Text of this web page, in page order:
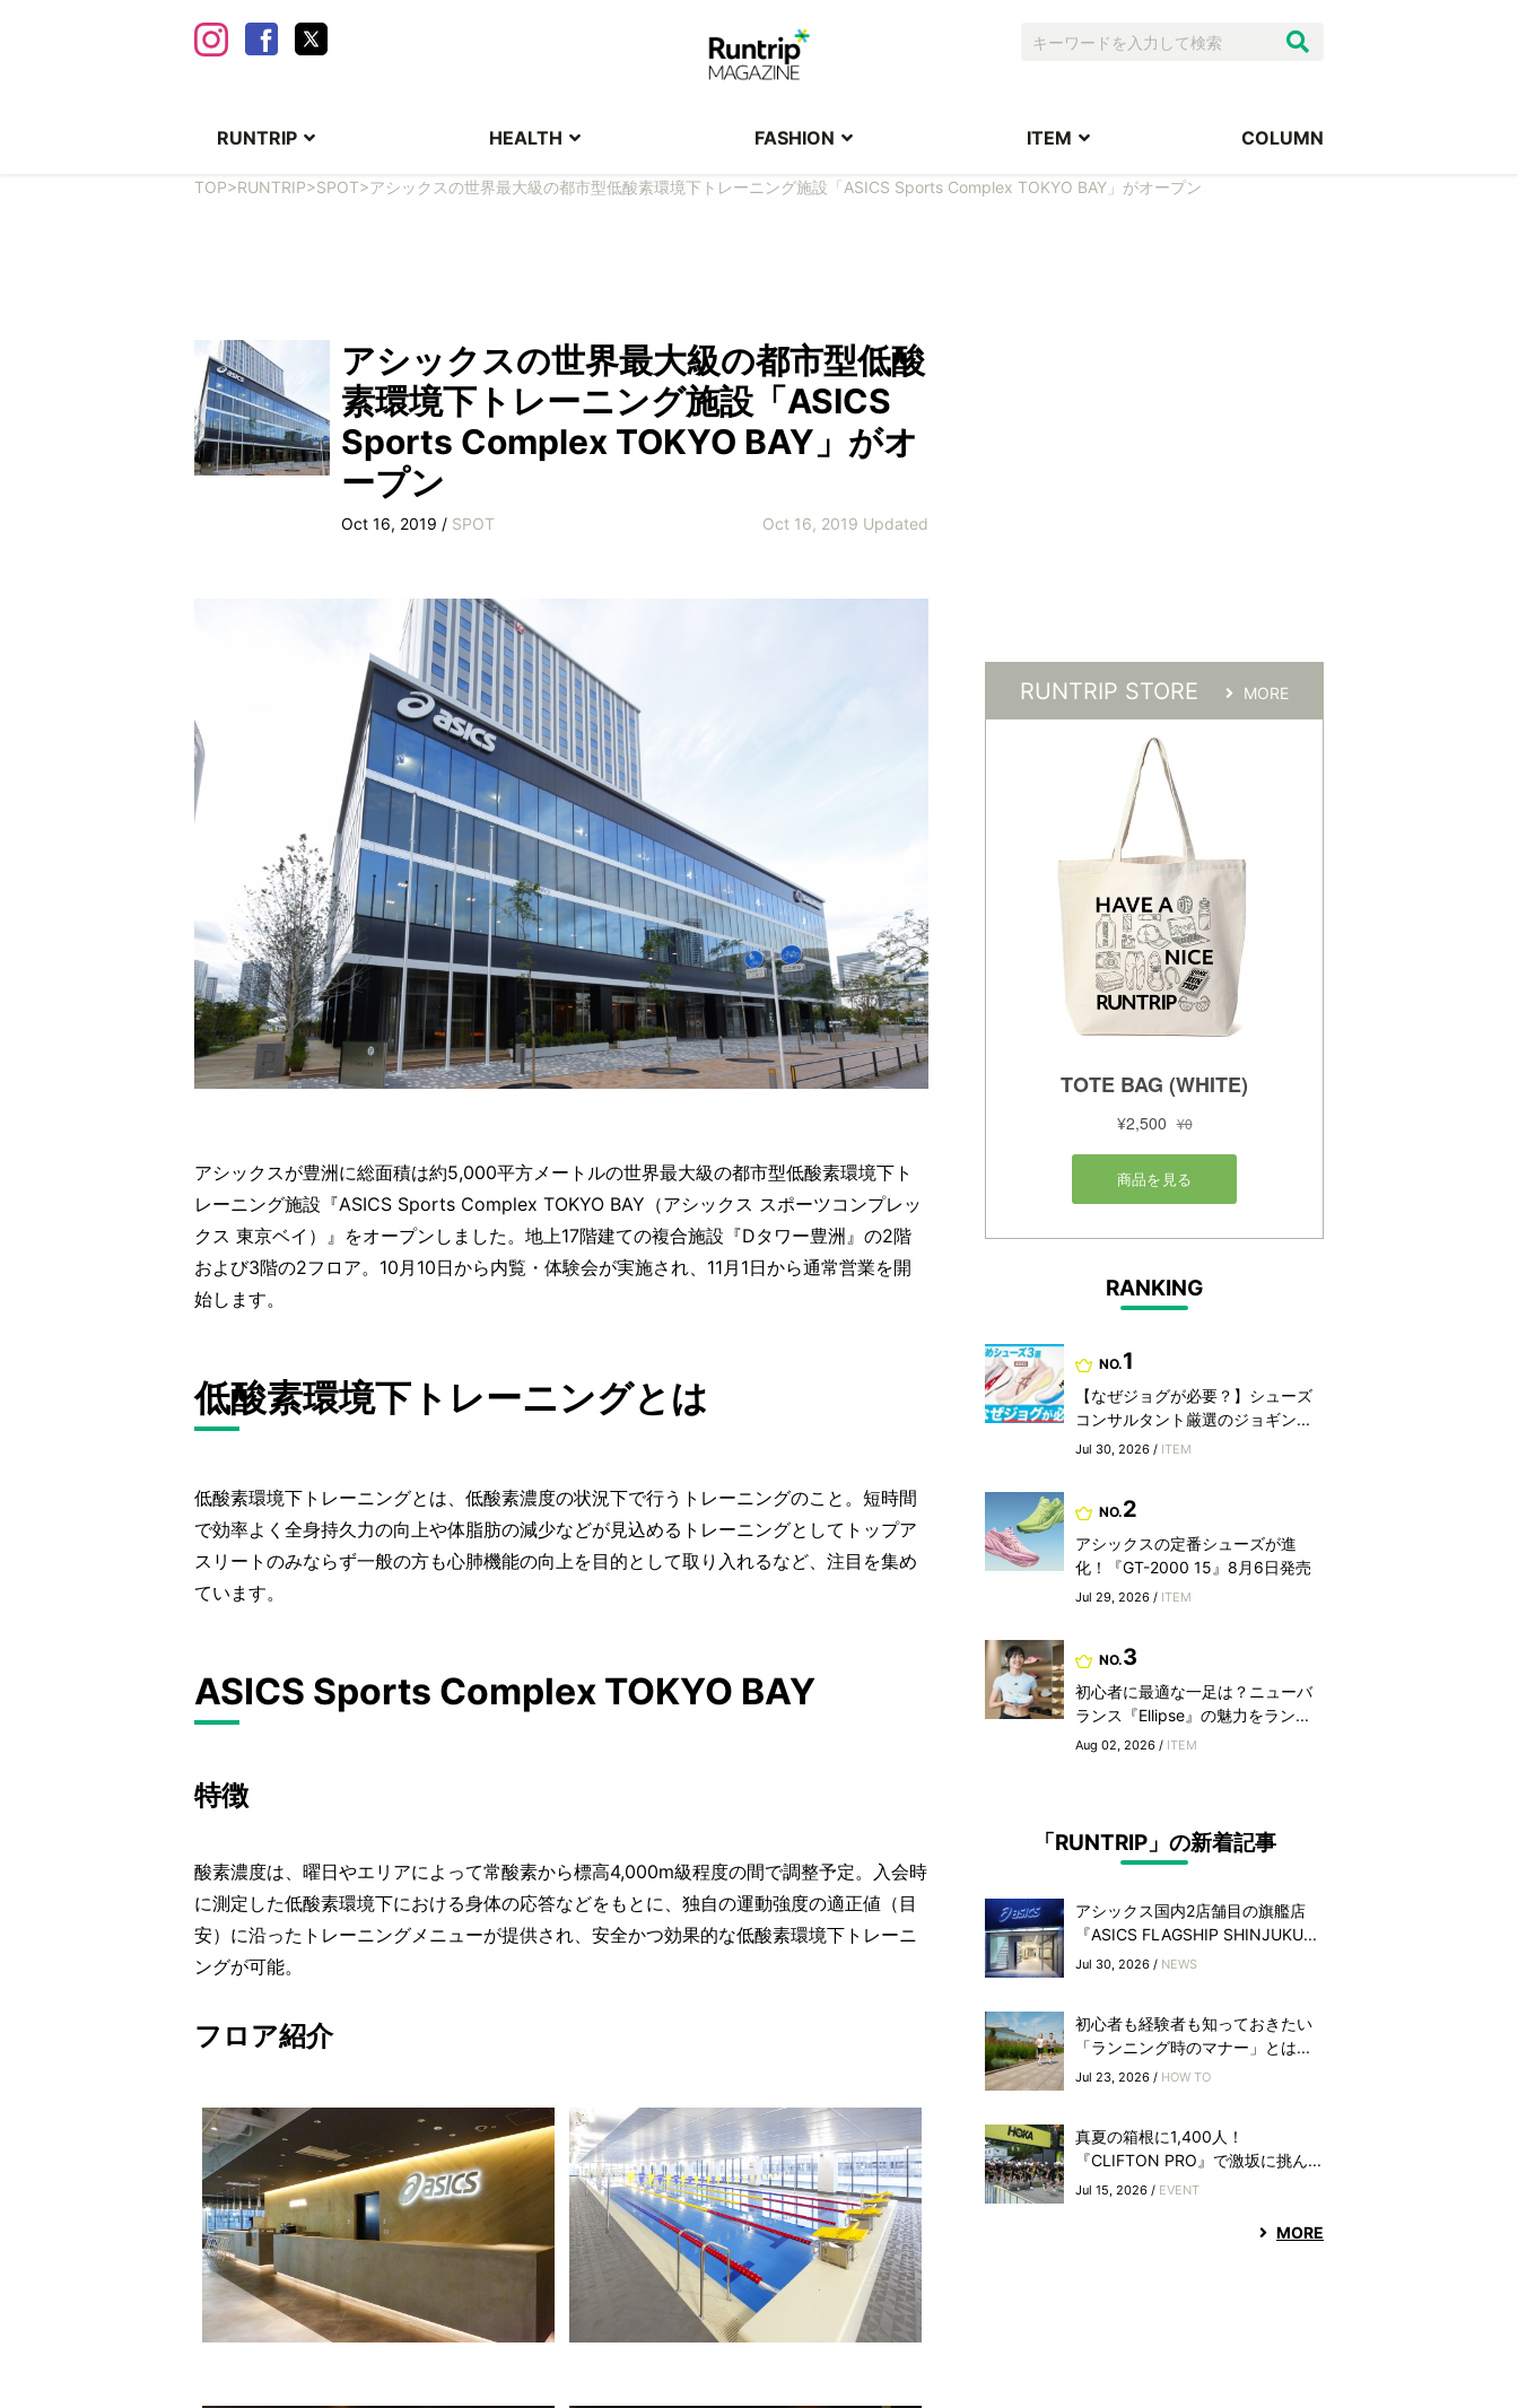
RUNTRIP HEALTH FASHION ITEM COLUMN
TOP>RUNTRIP>SPOT>アシックスの世界最大級の都市型低酸素環境下トレーニング施設「ASICS Sports Complex TOKYO BAY」がオープン
アシックスの世界最大級の都市型低酸
素環境下トレーニング施設「ASICS
Sports Complex TOKYO BAY」がオ
ープン
Oct 16, 2019 / SPOT Oct 16, 2019 Updated
アシックスが豊洲に総面積は約5,000平方メートルの世界最大級の都市型低酸素環境下ト
レーニング施設『ASICS Sports Complex TOKYO BAY（アシックス スポーツコンプレッ
クス 東京ベイ）』をオープンしました。地上17階建ての複合施設『Dタワー豊洲』の2階
および3階の2フロア。10月10日から内覧・体験会が実施され、11月1日から通常営業を開
始します。
低酸素環境下トレーニングとは
低酸素環境下トレーニングとは、低酸素濃度の状況下で行うトレーニングのこと。短時間
で効率よく全身持久力の向上や体脂肪の減少などが見込めるトレーニングとしてトップア
スリートのみならず一般の方も心肺機能の向上を目的として取り入れるなど、注目を集め
ています。
ASICS Sports Complex TOKYO BAY
特徴
酸素濃度は、曜日やエリアによって常酸素から標高4,000m級程度の間で調整予定。入会時
に測定した低酸素環境下における身体の応答などをもとに、独自の運動強度の適正値（目
安）に沿ったトレーニングメニューが提供され、安全かつ効果的な低酸素環境下トレーニ
ングが可能。
フロア紹介
RUNTRIP STORE MORE
RANKING
NO.1
【なぜジョグが必要？】シューズ
コンサルタント厳選のジョギン...
Jul 30, 2026 / ITEM
NO.2
アシックスの定番シューズが進
化！『GT-2000 15』8月6日発売
Jul 29, 2026 / ITEM
NO.3
初心者に最適な一足は？ニューバ
ランス『Ellipse』の魅力をラン...
Aug 02, 2026 / ITEM
「RUNTRIP」の新着記事
アシックス国内2店舗目の旗艦店
『ASICS FLAGSHIP SHINJUKU...
Jul 30, 2026 / NEWS
初心者も経験者も知っておきたい
「ランニング時のマナー」とは...
Jul 23, 2026 / HOW TO
真夏の箱根に1,400人！
『CLIFTON PRO』で激坂に挑ん...
Jul 15, 2026 / EVENT
MORE